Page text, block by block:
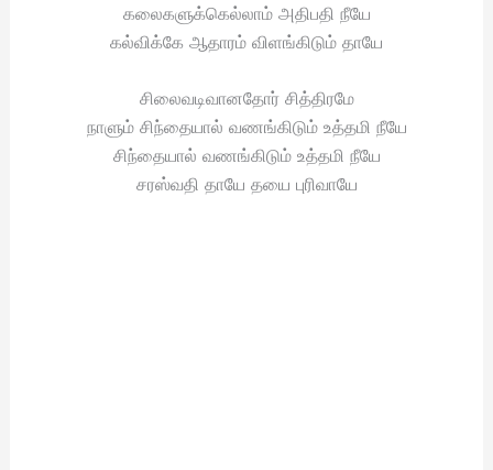
கலைகளுக்கெல்லாம் அதிபதி நீயே
கல்விக்கே ஆதாரம் விளங்கிடும் தாயே
சிலைவடிவானதோர் சித்திரமே
நாளும் சிந்தையால் வணங்கிடும் உத்தமி நீயே
சிந்தையால் வணங்கிடும் உத்தமி நீயே
சரஸ்வதி தாயே தயை புரிவாயே